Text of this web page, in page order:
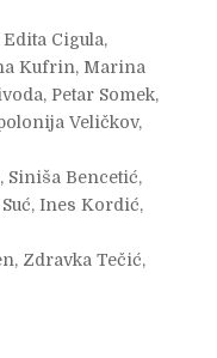
Cigula,
Kufrin, Marina
Petar Somek,
Veličkov,
Siniša Bencetić,
Ines Kordić,
Zdravka Tečić,